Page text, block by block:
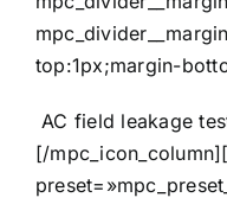
top:1px;margin-
AC field leakage
[/